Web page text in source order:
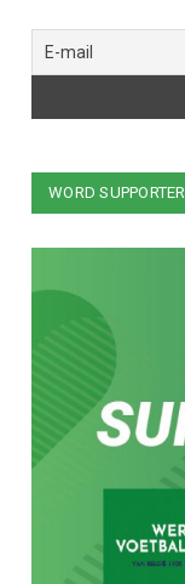
WORD SUPPORTER